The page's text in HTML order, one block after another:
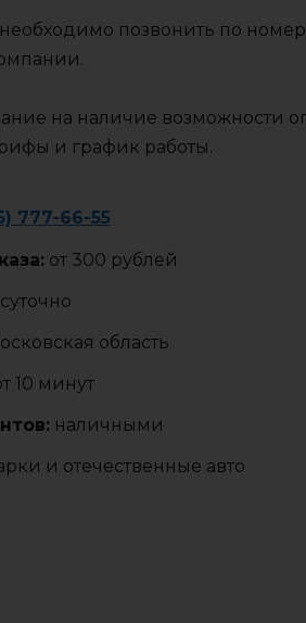
позвонить по
на наличие возможности
и график работы.
777-66-55
от 300 рублей
область
10 минут
наличными
и отечественные авто